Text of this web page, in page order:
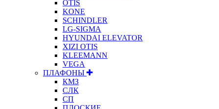
OTIS
KONE
SCHINDLER
LG-SIGMA
HYUNDAI ELEVATOR
XIZI OTIS
KLEEMANN
VEGA
ПЛАФОНЫ
КМЗ
СЛК
СП